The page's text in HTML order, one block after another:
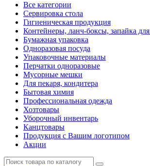
Все категории
Сервировка стола
Гигиеническая продукция
Контейнеры, ланч-боксы, запайка
Бумажная упаковка
Одноразовая посуда
Упаковочные материалы
Перчатки одноразовые
Мусорные мешки
Для пекаря, кондитера
Бытовая химия
Профессиональная одежда
Хозтовары
Уборочный инвентарь
Канцтовары
Продукция с Вашим логотипом
Акции